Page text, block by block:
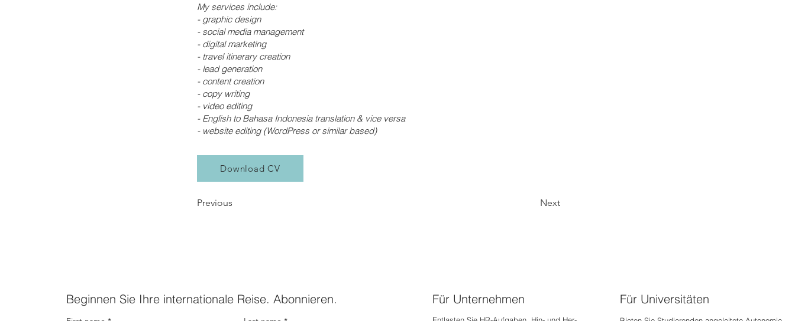
My services include:
- graphic design
- social media management
- digital marketing
- travel itinerary creation
- lead generation
- content creation
- copy writing
- video editing
- English to Bahasa Indonesia translation & vice versa
- website editing (WordPress or similar based)
Download CV
Previous Next
Beginnen Sie Ihre internationale Reise. Abonnieren. Für Unternehmen Für Universitäten